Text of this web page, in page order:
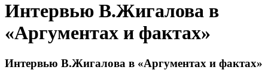
Интервью В.Жигалова в
«Аргументах и фактах»
Интервью В.Жигалова в «Аргументах и фактах»